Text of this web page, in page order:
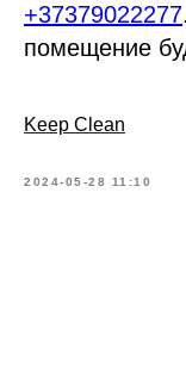
+37379022277
помещение
Keep Clean
2024-05-28 11:10